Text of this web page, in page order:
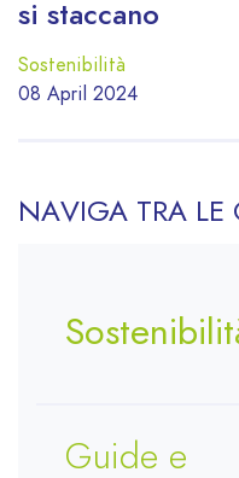
si staccano
Sostenibilità
08 April 2024
NAVIGA TRA LE
Guide e